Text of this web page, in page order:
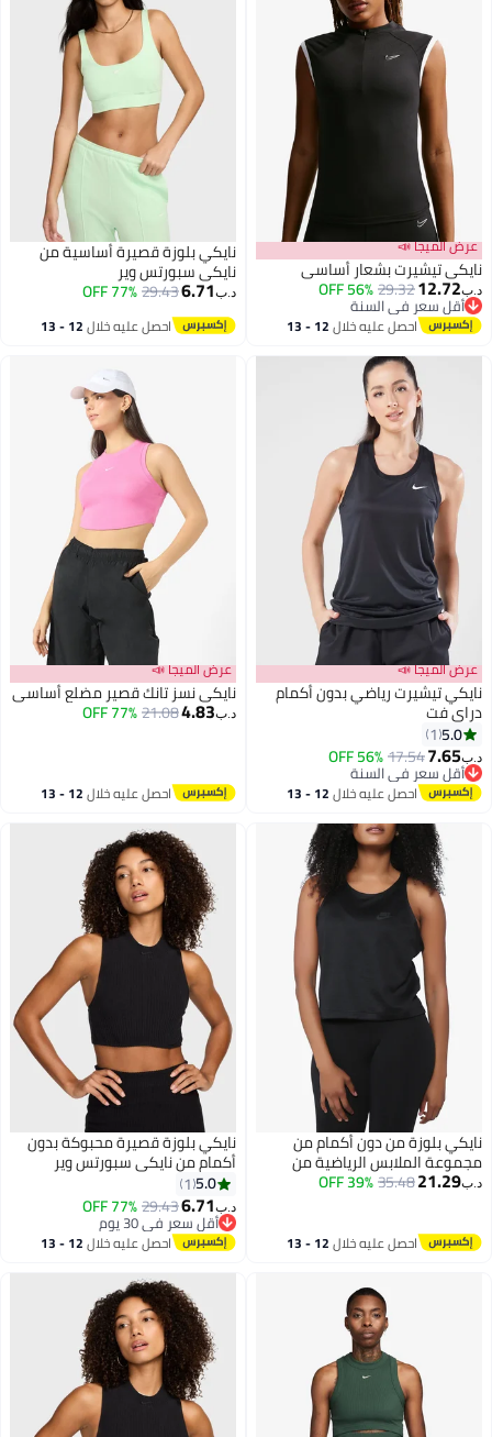
عرض الميجا 📣
نايكي تيشيرت بشعار أساسي
د.ب‏12.72
29.32
56% OFF
أقل سعر في السنة
أقل سعر في السنة
احصل عليه خلال 12 - 13
نايكي بلوزة قصيرة أساسية من
نايكي سبورتس وير
د.ب‏6.71
29.43
77% OFF
احصل عليه خلال 12 - 13
عرض الميجا 📣
نايكي تيشيرت رياضي بدون أكمام
دراي فت
5.0
1
د.ب‏7.65
17.54
56% OFF
أقل سعر في السنة
أقل سعر في السنة
احصل عليه خلال 12 - 13
عرض الميجا 📣
نايكي نسز تانك قصير مضلع أساسي
د.ب‏4.83
21.08
77% OFF
احصل عليه خلال 12 - 13
نايكي بلوزة من دون أكمام من
مجموعة الملابس الرياضية من
نايكي أسود
د.ب‏21.29
35.48
39% OFF
احصل عليه خلال 12 - 13
نايكي بلوزة قصيرة محبوكة بدون
أكمام من نايكي سبورتس وير
5.0
1
د.ب‏6.71
29.43
77% OFF
أقل سعر في 30 يوم
أقل سعر في 30 يوماحصل عليه خلال 12 - 13